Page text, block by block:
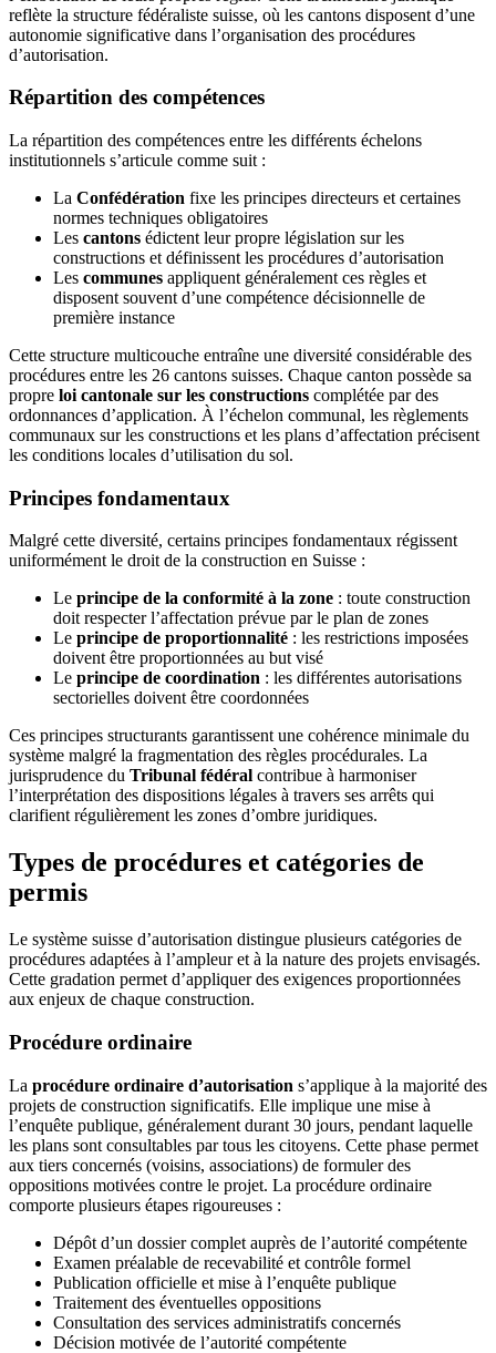
reflète la structure fédéraliste suisse, où les cantons disposent d’une
autonomie significative dans l’organisation des procédures
d’autorisation.
Répartition des compétences
La répartition des compétences entre les différents échelons
institutionnels s’articule comme suit :
La Confédération fixe les principes directeurs et certaines
normes techniques obligatoires
Les cantons édictent leur propre législation sur les
constructions et définissent les procédures d’autorisation
Les communes appliquent généralement ces règles et
disposent souvent d’une compétence décisionnelle de
première instance
Cette structure multicouche entraîne une diversité considérable des
procédures entre les 26 cantons suisses. Chaque canton possède sa
propre loi cantonale sur les constructions complétée par des
ordonnances d’application. À l’échelon communal, les règlements
communaux sur les constructions et les plans d’affectation précisent
les conditions locales d’utilisation du sol.
Principes fondamentaux
Malgré cette diversité, certains principes fondamentaux régissent
uniformément le droit de la construction en Suisse :
Le principe de la conformité à la zone : toute construction
doit respecter l’affectation prévue par le plan de zones
Le principe de proportionnalité : les restrictions imposées
doivent être proportionnées au but visé
Le principe de coordination : les différentes autorisations
sectorielles doivent être coordonnées
Ces principes structurants garantissent une cohérence minimale du
système malgré la fragmentation des règles procédurales. La
jurisprudence du Tribunal fédéral contribue à harmoniser
l’interprétation des dispositions légales à travers ses arrêts qui
clarifient régulièrement les zones d’ombre juridiques.
Types de procédures et catégories de
permis
Le système suisse d’autorisation distingue plusieurs catégories de
procédures adaptées à l’ampleur et à la nature des projets envisagés.
Cette gradation permet d’appliquer des exigences proportionnées
aux enjeux de chaque construction.
Procédure ordinaire
La procédure ordinaire d’autorisation s’applique à la majorité des
projets de construction significatifs. Elle implique une mise à
l’enquête publique, généralement durant 30 jours, pendant laquelle
les plans sont consultables par tous les citoyens. Cette phase permet
aux tiers concernés (voisins, associations) de formuler des
oppositions motivées contre le projet. La procédure ordinaire
comporte plusieurs étapes rigoureuses :
Dépôt d’un dossier complet auprès de l’autorité compétente
Examen préalable de recevabilité et contrôle formel
Publication officielle et mise à l’enquête publique
Traitement des éventuelles oppositions
Consultation des services administratifs concernés
Décision motivée de l’autorité compétente